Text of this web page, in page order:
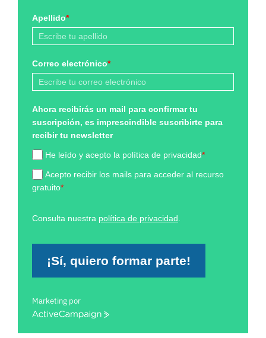
Apellido*
Correo electrónico*
Ahora recibirás un mail para confirmar tu
suscripción, es imprescindible suscribirte para
recibir tu newsletter
He leído y acepto la política de privacidad*
Acepto recibir los mails para acceder al recurso
gratuito*
Consulta nuestra política de privacidad
¡Sí, quiero formar parte!
Marketing por
ActiveCampaign